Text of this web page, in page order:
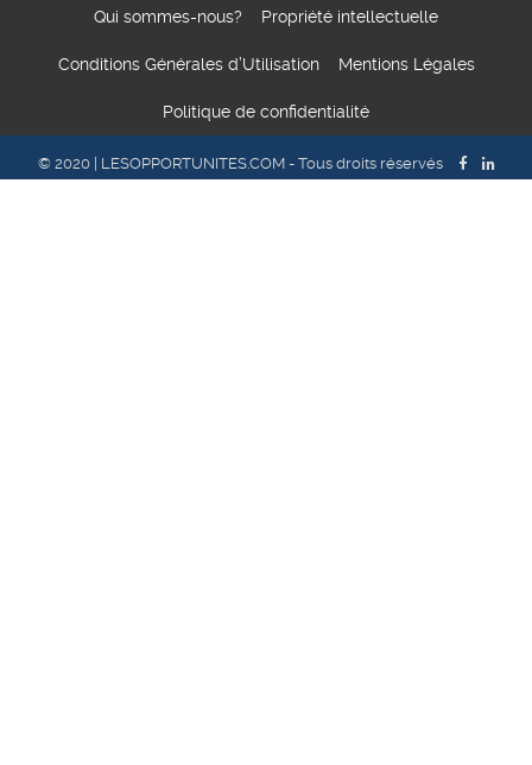
Qui sommes-nous? Propriété intellectuelle
Conditions Générales d’Utilisation Mentions Légales
Politique de confidentialité
© 2020 | LESOPPORTUNITES.COM - Tous droits réservés